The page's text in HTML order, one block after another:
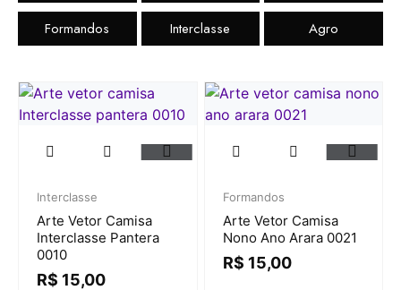
Formandos Interclasse Agro
Interclasse
Arte Vetor Camisa
Interclasse Pantera
0010
R$ 15,00
Formandos
Arte Vetor Camisa
Nono Ano Arara 0021
R$ 15,00